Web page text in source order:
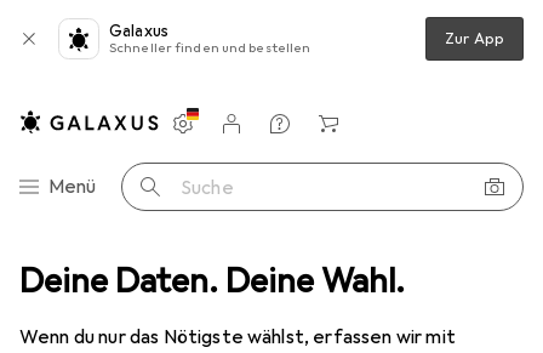
Deine Daten. Deine Wahl.
Wenn du nur das Nötigste wählst, erfassen wir mit
Galaxus
Schneller finden und bestellen Zur App
Navigation nach Kategorien
Menü Suche
Einstellungen
Kundenkonto
Vergleichslisten
Merklisten
Warenkorb
Estée Lauder Pure Color Love Lipstick with Love Bullet